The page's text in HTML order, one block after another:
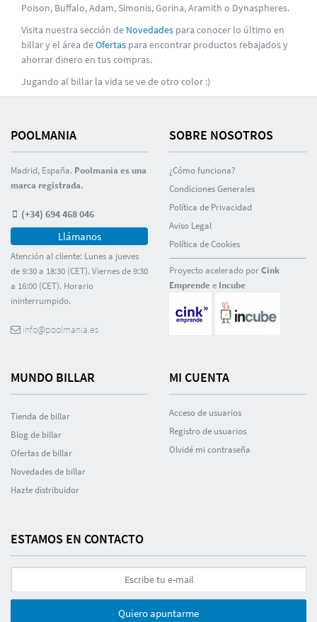
Poison, Buffalo, Adam, Simonis, Gorina, Aramith o Dynaspheres.
Visita nuestra sección de Novedades para conocer lo último en
billar y el área deOfertas para encontrar productos rebajados y
ahorrar dinero en tus compras.
Jugando al billar la vida se ve de otro color :)
POOLMANIA
Madrid, España. Poolmania es una
marca registrada.
(+34) 694 468 046
Llámanos
Atención al cliente: Lunes a jueves
de 9:30 a 18:30 (CET). Viernes de 9:30
a 16:00 (CET). Horario
ininterrumpido.
info@poolmania.es
SOBRE NOSOTROS
¿Cómo funciona?
Condiciones Generales
Polí­tica de Privacidad
Aviso Legal
Polí­tica de Cookies
Proyecto acelerado porCink
Emprendee Incube
MUNDO BILLAR
Tienda de billar
Blog de billar
Ofertas de billar
Novedades de billar
Hazte distribuidor
MI CUENTA
Acceso de usuarios
Registro de usuarios
Olvidé mi contraseña
ESTAMOS EN CONTACTO
Quiero apuntarme